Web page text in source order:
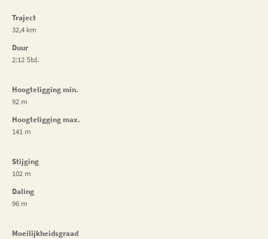
Traject
32,4 km
Duur
2:12 Std.
Hoogteligging min.
92 m
Hoogteligging max.
141 m
Stijging
102 m
Daling
96 m
Moeilijkheidsgraad